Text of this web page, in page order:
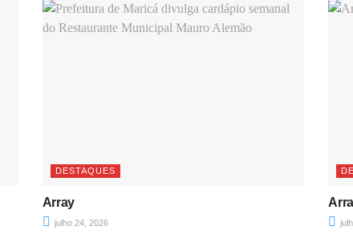
DESTAQUES
Array
julho 24, 2026